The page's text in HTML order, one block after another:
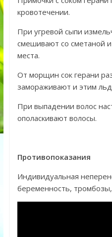
кровотечении.
При угревой сыпи
смешивают со сметаной
места.
От морщин сок герани
замораживают и этим
При выпадении волос
ополаскивают волосы.
Противопоказания
Индивидуальная
беременность,